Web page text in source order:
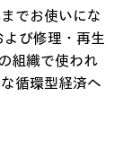
でお使いにな
よび修理・再生
組織で使われ
循環型経済へ